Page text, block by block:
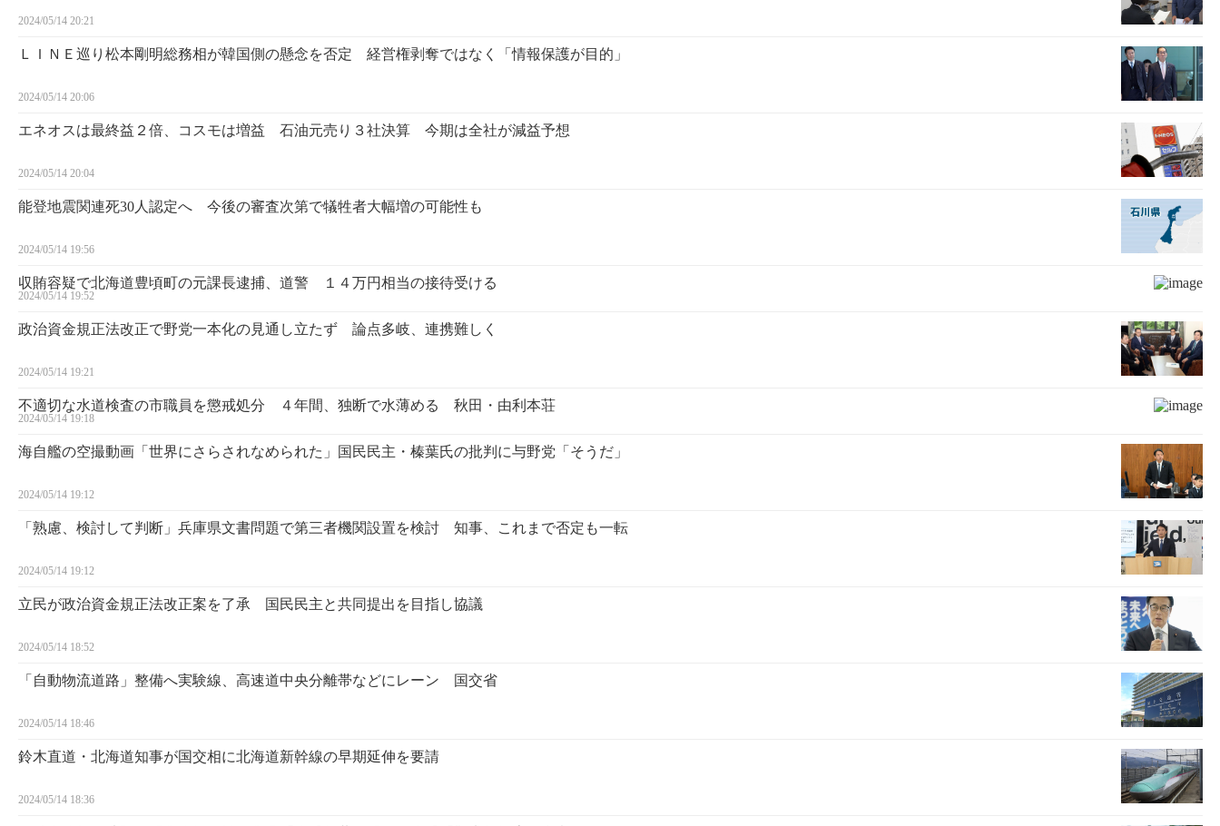
2024/05/14 20:21
ＬＩＮＥ巡り松本剛明総務相が韓国側の懸念を否定 経営権剥奪ではなく「情報保護が目的」
2024/05/14 20:06
エネオスは最終益２倍、コスモは増益 石油元売り３社決算 今期は全社が減益予想
2024/05/14 20:04
能登地震関連死30人認定へ 今後の審査次第で犠牲者大幅増の可能性も
2024/05/14 19:56
収賄容疑で北海道豊頃町の元課長逮捕、道警 １４万円相当の接待受ける
2024/05/14 19:52
政治資金規正法改正で野党一本化の見通し立たず 論点多岐、連携難しく
2024/05/14 19:21
不適切な水道検査の市職員を懲戒処分 ４年間、独断で水薄める 秋田・由利本荘
2024/05/14 19:18
海自艦の空撮動画「世界にさらされなめられた」国民民主・榛葉氏の批判に与野党「そうだ」
2024/05/14 19:12
「熟慮、検討して判断」兵庫県文書問題で第三者機関設置を検討 知事、これまで否定も一転
2024/05/14 19:12
立民が政治資金規正法改正案を了承 国民民主と共同提出を目指し協議
2024/05/14 18:52
「自動物流道路」整備へ実験線、高速道中央分離帯などにレーン 国交省
2024/05/14 18:46
鈴木直道・北海道知事が国交相に北海道新幹線の早期延伸を要請
2024/05/14 18:36